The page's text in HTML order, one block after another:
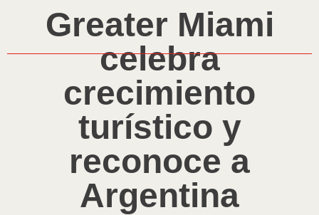
Greater Miami
celebra
crecimiento
turístico y
reconoce a
Argentina